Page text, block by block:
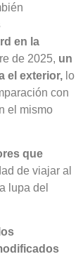
en la
de 2025, un
el exterior, lo
con
el mismo
que
de viajar al
lupa del